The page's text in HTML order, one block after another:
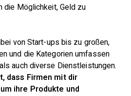
die Möglichkeit, Geld zu
von Start-ups bis zu großen,
und die Kategorien umfassen
auch diverse Dienstleistungen.
dass Firmen mit dir
ihre Produkte und